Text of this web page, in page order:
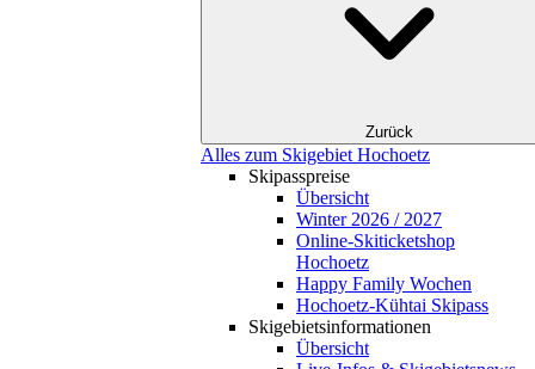
Zurück
Alles zum Skigebiet Hochoetz
Skipasspreise
Übersicht
Winter 2026 / 2027
Online-Skiticketshop
Hochoetz
Happy Family Wochen
Hochoetz-Kühtai Skipass
Skigebietsinformationen
Übersicht